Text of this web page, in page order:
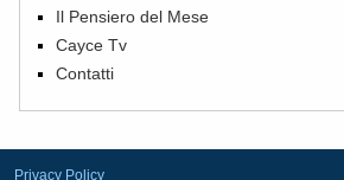
Il Pensiero del Mese
Cayce Tv
Contatti
Privacy Policy